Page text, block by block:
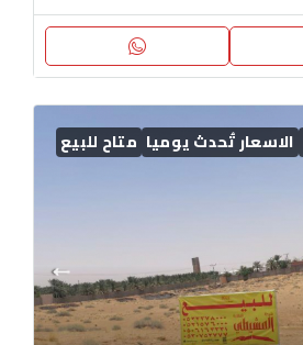
الاسعار تُحدث يوميا متاح للبيع